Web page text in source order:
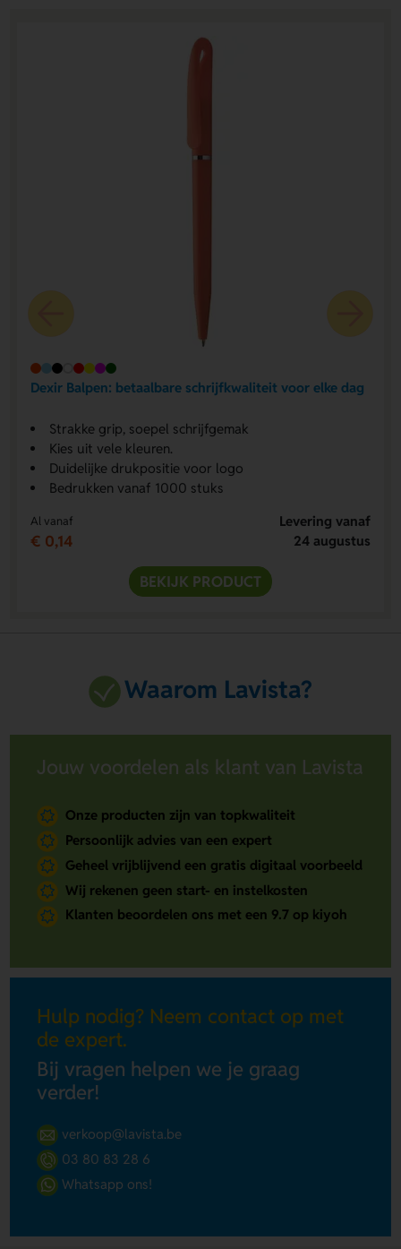
Dexir Balpen: betaalbare schrijfkwaliteit voor elke dag
Strakke grip, soepel schrijfgemak
Kies uit vele kleuren.
Duidelijke drukpositie voor logo
Bedrukken vanaf 1000 stuks
Al vanaf
€ 0,14
Levering vanaf
24 augustus
BEKIJK PRODUCT
Waarom Lavista?
Jouw voordelen als klant van Lavista
Onze producten zijn van topkwaliteit
Persoonlijk advies van een expert
Geheel vrijblijvend een gratis digitaal voorbeeld
Wij rekenen geen start- en instelkosten
Klanten beoordelen ons met een 9.7 op kiyoh
Hulp nodig? Neem contact op met
de expert.
Bij vragen helpen we je graag
verder!
verkoop@lavista.be
03 80 83 28 6
Whatsapp ons!